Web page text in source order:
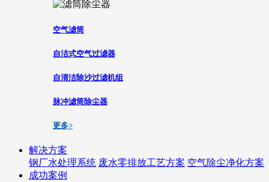
空气滤筒
自洁式空气过滤器
自清洁除沙过滤机组
脉冲滤筒除尘器
更多>
解决方案
钢厂水处理系统 废水零排放工艺方案 空气除尘净化方案
成功案例